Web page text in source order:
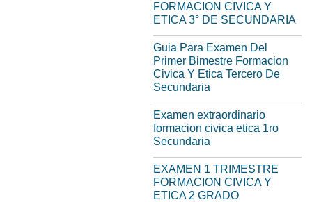
FORMACION CIVICA Y
ETICA 3° DE SECUNDARIA
Guia Para Examen Del
Primer Bimestre Formacion
Civica Y Etica Tercero De
Secundaria
Examen extraordinario
formacion civica etica 1ro
Secundaria
EXAMEN 1 TRIMESTRE
FORMACION CIVICA Y
ETICA 2 GRADO